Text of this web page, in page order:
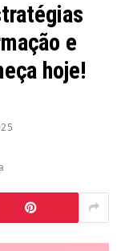
e
hoje!